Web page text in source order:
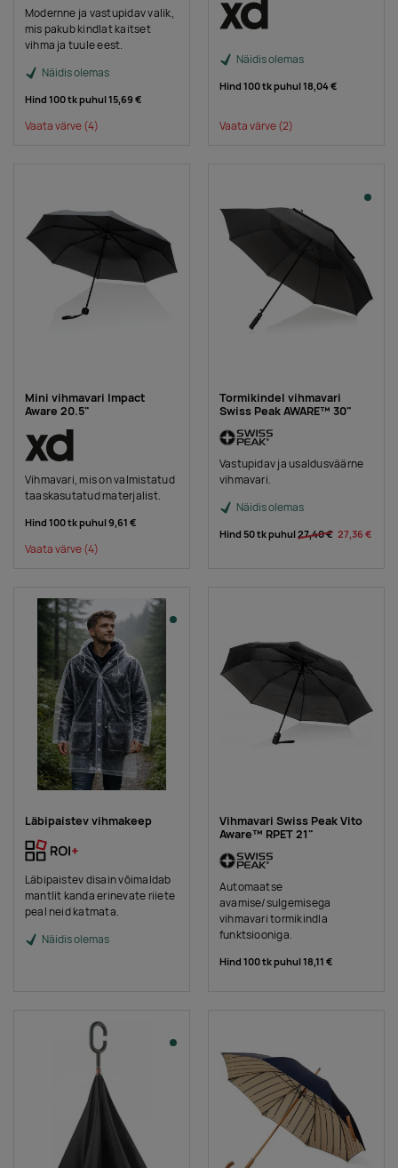
Modernne ja vastupidav valik,
mis pakub kindlat kaitset
vihma ja tuule eest.
Näidis olemas
Hind 100 tk puhul15,69 €
Vaata värve(4)
Näidis olemas
Hind 100 tk puhul18,04 €
Vaata värve(2)
Mini vihmavari Impact
Aware 20.5"
Vihmavari, mis on valmistatud
taaskasutatud materjalist.
Hind 100 tk puhul9,61 €
Vaata värve(4)
Tormikindel vihmavari
Swiss Peak AWARE™ 30"
Vastupidav ja usaldusväärne
vihmavari.
Näidis olemas
Hind 50 tk puhul27,40 € 27,36 €
Läbipaistev vihmakeep
Läbipaistev disain võimaldab
mantlit kanda erinevate riiete
peal neid katmata.
Näidis olemas
Vihmavari Swiss Peak Vito
Aware™ RPET 21"
Automaatse
avamise/sulgemisega
vihmavari tormikindla
funktsiooniga.
Hind 100 tk puhul18,11 €